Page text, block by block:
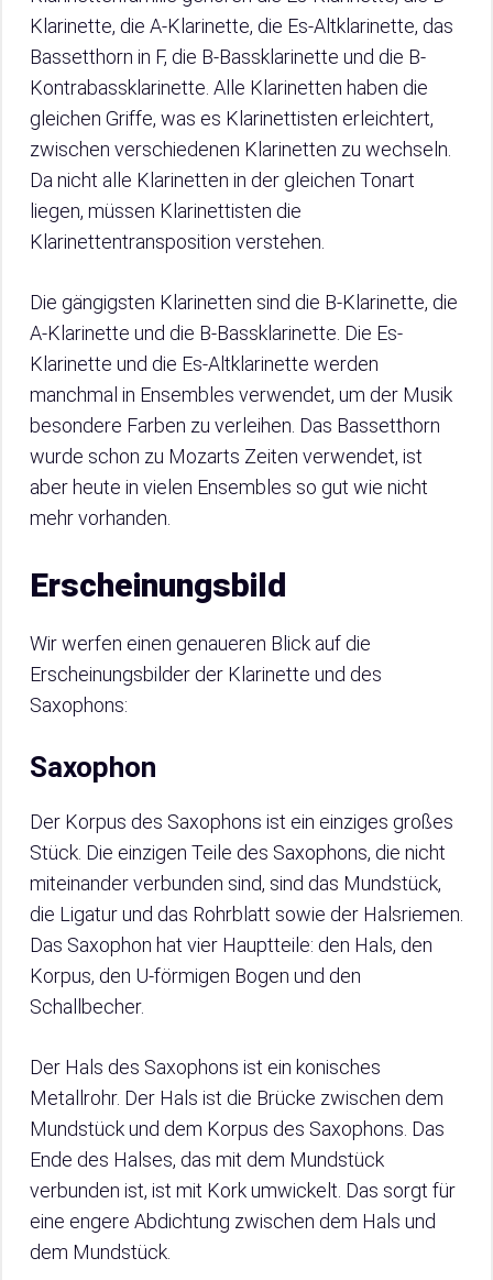
Klarinette, die A-Klarinette, die Es-Altklarinette, das
Bassetthorn in F, die B-Bassklarinette und die B-
Kontrabassklarinette. Alle Klarinetten haben die
gleichen Griffe, was es Klarinettisten erleichtert,
zwischen verschiedenen Klarinetten zu wechseln.
Da nicht alle Klarinetten in der gleichen Tonart
liegen, müssen Klarinettisten die
Klarinettentransposition verstehen.
Die gängigsten Klarinetten sind die B-Klarinette, die
A-Klarinette und die B-Bassklarinette. Die Es-
Klarinette und die Es-Altklarinette werden
manchmal in Ensembles verwendet, um der Musik
besondere Farben zu verleihen. Das Bassetthorn
wurde schon zu Mozarts Zeiten verwendet, ist
aber heute in vielen Ensembles so gut wie nicht
mehr vorhanden.
Erscheinungsbild
Wir werfen einen genaueren Blick auf die
Erscheinungsbilder der Klarinette und des
Saxophons:
Saxophon
Der Korpus des Saxophons ist ein einziges großes
Stück. Die einzigen Teile des Saxophons, die nicht
miteinander verbunden sind, sind das Mundstück,
die Ligatur und das Rohrblatt sowie der Halsriemen.
Das Saxophon hat vier Hauptteile: den Hals, den
Korpus, den U-förmigen Bogen und den
Schallbecher.
Der Hals des Saxophons ist ein konisches
Metallrohr. Der Hals ist die Brücke zwischen dem
Mundstück und dem Korpus des Saxophons. Das
Ende des Halses, das mit dem Mundstück
verbunden ist, ist mit Kork umwickelt. Das sorgt für
eine engere Abdichtung zwischen dem Hals und
dem Mundstück.